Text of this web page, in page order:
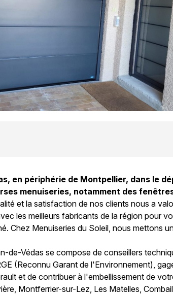
en périphérie de Montpellier, dans le
menuiseries, notamment des
et la satisfaction de nos clients nous a
les meilleurs fabricants de la région pour
Chez Menuiseries du Soleil, nous mettons
de-Védas se compose de conseillers
(Reconnu Garant de l'Environnement),
et de contribuer à l'embellissement de
Montferrier-sur-Lez, Les Matelles,